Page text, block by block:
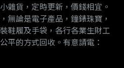
雜貨，定時更新，價錢相宜。
無論是電子產品，鐘錶珠寶，
鞋履及手袋，各行各業生財工
平的方式回收。有意請電：